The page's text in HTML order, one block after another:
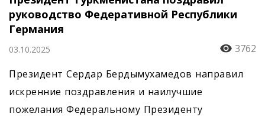
руководство Федеративной Республики
Германия
03.10.2025
3762
Президент Сердар Бердымухамедов направил
искренние поздравления и наилучшие
пожелания Федеральному Президенту